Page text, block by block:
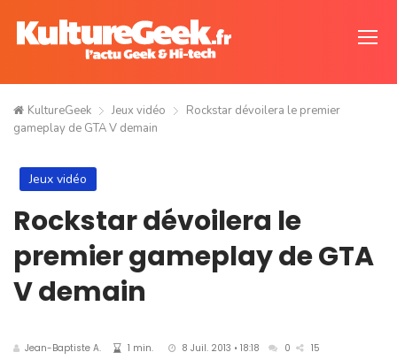
KultureGeek Jeux vidéo
Rockstar dévoilera le premier
gameplay de GTA V demain
Jeux vidéo
Rockstar dévoilera le
premier gameplay de GTA
V demain
Jean-Baptiste A. 1 min. 8 Juil. 2013 • 18:18 0 15